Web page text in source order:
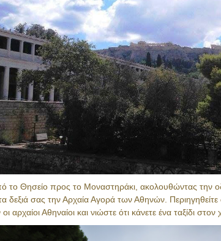
το Θησείο προς το Μοναστηράκι, ακολουθώντας την
δεξιά σας την Αρχαία Αγορά των Αθηνών.
αρχαίοι Αθηναίοι και νιώστε ότι κάνετε ένα ταξίδι